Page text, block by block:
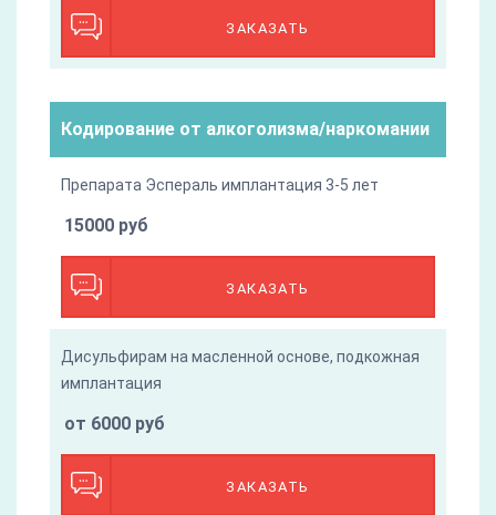
ЗАКАЗАТЬ
Кодирование от алкоголизма/наркомании
Препарата Эспераль имплантация 3-5 лет
ЗАКАЗАТЬ
15000 руб
Дисульфирам на масленной основе, подкожная
имплантация
ЗАКАЗАТЬ
от 6000 руб